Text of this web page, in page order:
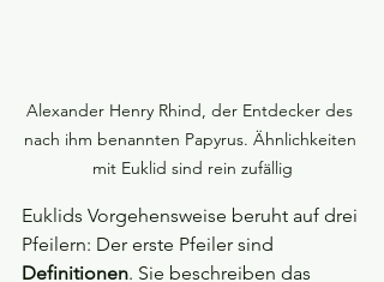
Alexander Henry Rhind, der Entdecker des
nach ihm benannten Papyrus. Ähnlichkeiten
mit Euklid sind rein zufällig
Euklids Vorgehensweise beruht auf drei
Pfeilern: Der erste Pfeiler sind
Definitionen. Sie beschreiben das